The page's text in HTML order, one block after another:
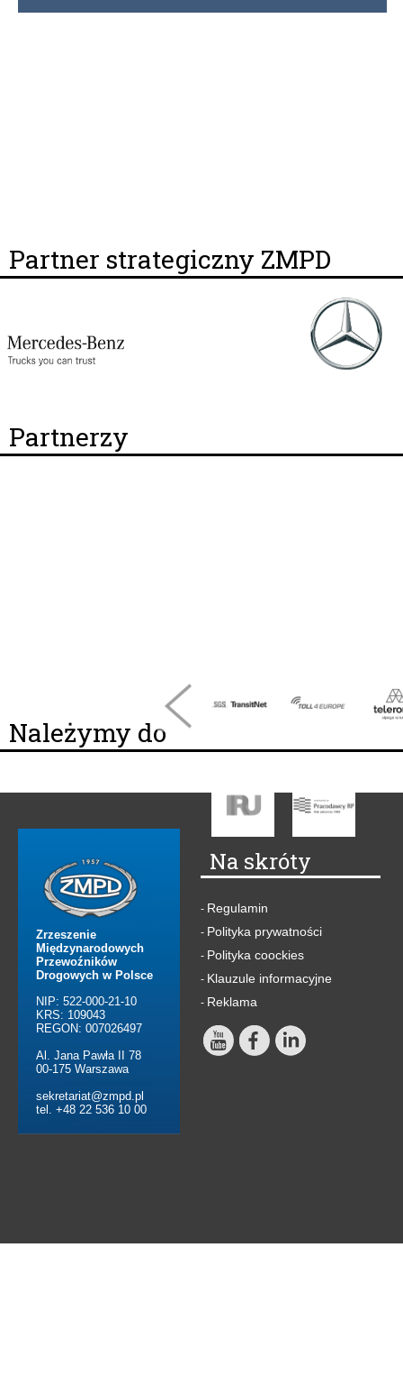
Partner strategiczny ZMPD
Partnerzy
Należymy do
Zrzeszenie
Międzynarodowych
Przewoźników
Drogowych w Polsce
NIP: 522-000-21-10
KRS: 109043
REGON: 007026497
Al. Jana Pawła II 78
00-175 Warszawa
sekretariat@zmpd.pl
tel. +48 22 536 10 00
Na skróty
- Regulamin
- Polityka prywatności
- Polityka coockies
- Klauzule informacyjne
- Reklama